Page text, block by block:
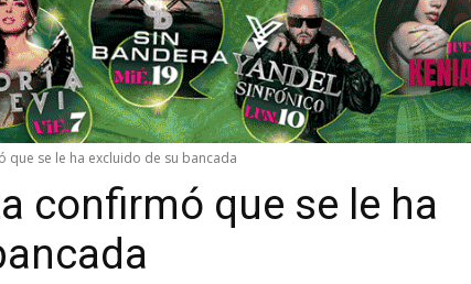
que se le ha excluido de su bancada
confirmó que se le ha